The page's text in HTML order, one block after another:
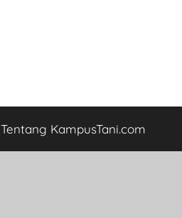
Tentang KampusTani.com